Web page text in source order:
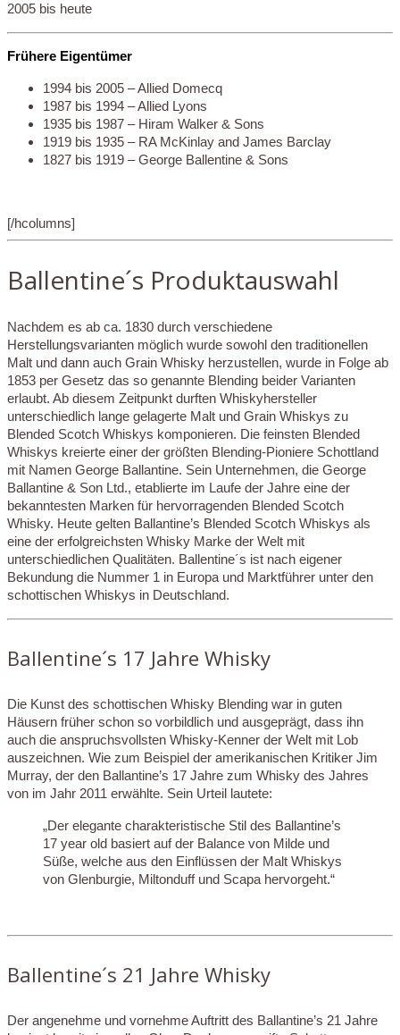
2005 bis heute
Frühere Eigentümer
1994 bis 2005 – Allied Domecq
1987 bis 1994 – Allied Lyons
1935 bis 1987 – Hiram Walker & Sons
1919 bis 1935 – RA McKinlay and James Barclay
1827 bis 1919 – George Ballentine & Sons
[/hcolumns]
Ballentine´s Produktauswahl
Nachdem es ab ca. 1830 durch verschiedene
Herstellungsvarianten möglich wurde sowohl den traditionellen
Malt und dann auch Grain Whisky herzustellen, wurde in Folge ab
1853 per Gesetz das so genannte Blending beider Varianten
erlaubt. Ab diesem Zeitpunkt durften Whiskyhersteller
unterschiedlich lange gelagerte Malt und Grain Whiskys zu
Blended Scotch Whiskys komponieren. Die feinsten Blended
Whiskys kreierte einer der größten Blending-Pioniere Schottland
mit Namen George Ballantine. Sein Unternehmen, die George
Ballantine & Son Ltd., etablierte im Laufe der Jahre eine der
bekanntesten Marken für hervorragenden Blended Scotch
Whisky. Heute gelten Ballantine’s Blended Scotch Whiskys als
eine der erfolgreichsten Whisky Marke der Welt mit
unterschiedlichen Qualitäten. Ballentine´s ist nach eigener
Bekundung die Nummer 1 in Europa und Marktführer unter den
schottischen Whiskys in Deutschland.
Ballentine´s 17 Jahre Whisky
Die Kunst des schottischen Whisky Blending war in guten
Häusern früher schon so vorbildlich und ausgeprägt, dass ihn
auch die anspruchsvollsten Whisky-Kenner der Welt mit Lob
auszeichnen. Wie zum Beispiel der amerikanischen Kritiker Jim
Murray, der den Ballantine’s 17 Jahre zum Whisky des Jahres
von im Jahr 2011 erwählte. Sein Urteil lautete:
„Der elegante charakteristische Stil des Ballantine’s
17 year old basiert auf der Balance von Milde und
Süße, welche aus den Einflüssen der Malt Whiskys
von Glenburgie, Miltonduff und Scapa hervorgeht.“
Ballentine´s 21 Jahre Whisky
Der angenehme und vornehme Auftritt des Ballantine’s 21 Jahre